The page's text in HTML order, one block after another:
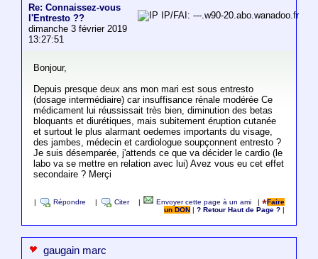
Re: Connaissez-vous
l'Entresto ??
dimanche 3 février 2019
13:27:51
IP/FAI: ---.w90-20.abo.wanadoo.fr
Bonjour,
Depuis presque deux ans mon mari est sous entresto
(dosage intermédiaire) car insuffisance rénale modérée Ce
médicament lui réussissait très bien, diminution des betas
bloquants et diurétiques, mais subitement éruption cutanée
et surtout le plus alarmant oedemes importants du visage,
des jambes, médecin et cardiologue soupçonnent entresto ?
Je suis désemparée, j'attends ce que va décider le cardio (le
labo va se mettre en relation avec lui) Avez vous eu cet effet
secondaire ? Merçi
Répondre Citer Envoyer cette page à un ami |
Faire
un DON
|? Retour Haut de Page ?
gaugain marc